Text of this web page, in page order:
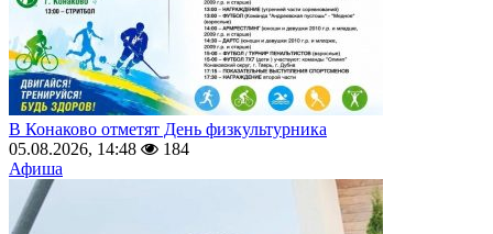
В Конаково отметят День физкультурника
05.08.2026, 14:48
184
Афиша